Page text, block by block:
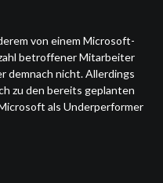
von einem Microsoft-
betroffener Mitarbeiter
demnach nicht. Allerdings
zu den bereits geplanten
als Underperformer